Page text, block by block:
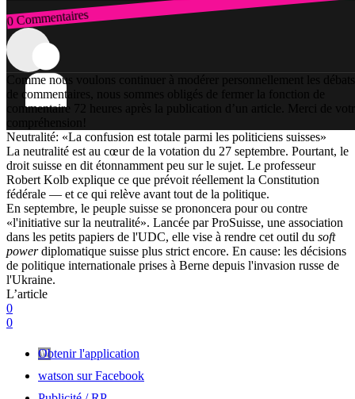
0 Commentaires
Connexion
Comme nous voulons continuer à modérer personnellement les débats
de commentaires, nous sommes obligés de fermer la fonction de
commentaire 72 heures après la publication d’un article. Merci de
compréhension!
Neutralité: «La confusion est totale parmi les politiciens suisses»
La neutralité est au cœur de la votation du 27 septembre. Pourtant, le
droit suisse en dit étonnamment peu sur le sujet. Le professeur
Robert Kolb explique ce que prévoit réellement la Constitution
fédérale — et ce qui relève avant tout de la politique.
En septembre, le peuple suisse se prononcera pour ou contre
«l'initiative sur la neutralité». Lancée par ProSuisse, une association
dans les petits papiers de l'UDC, elle vise à rendre cet outil du soft
powerdiplomatique suisse plus strict encore. En cause: les décisions
de politique internationale prises à Berne depuis l'invasion russe de
l'Ukraine.
L’article
0
0
Obtenir l'application
watson sur Facebook